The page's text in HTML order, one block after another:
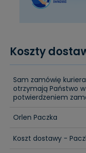
Koszty
Cena nie zawiera
Sam zamówię kuriera
otrzymają Państwo
potwierdzeniem
Orlen Paczka
Koszt dostawy -